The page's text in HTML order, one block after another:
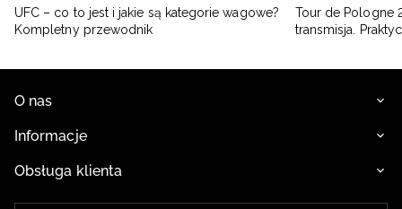
UFC – co to jest i jakie są kategorie wagowe?
Kompletny przewodnik
Tour de Pologne
transmisja.
O nas
Informacje
Obsługa klienta